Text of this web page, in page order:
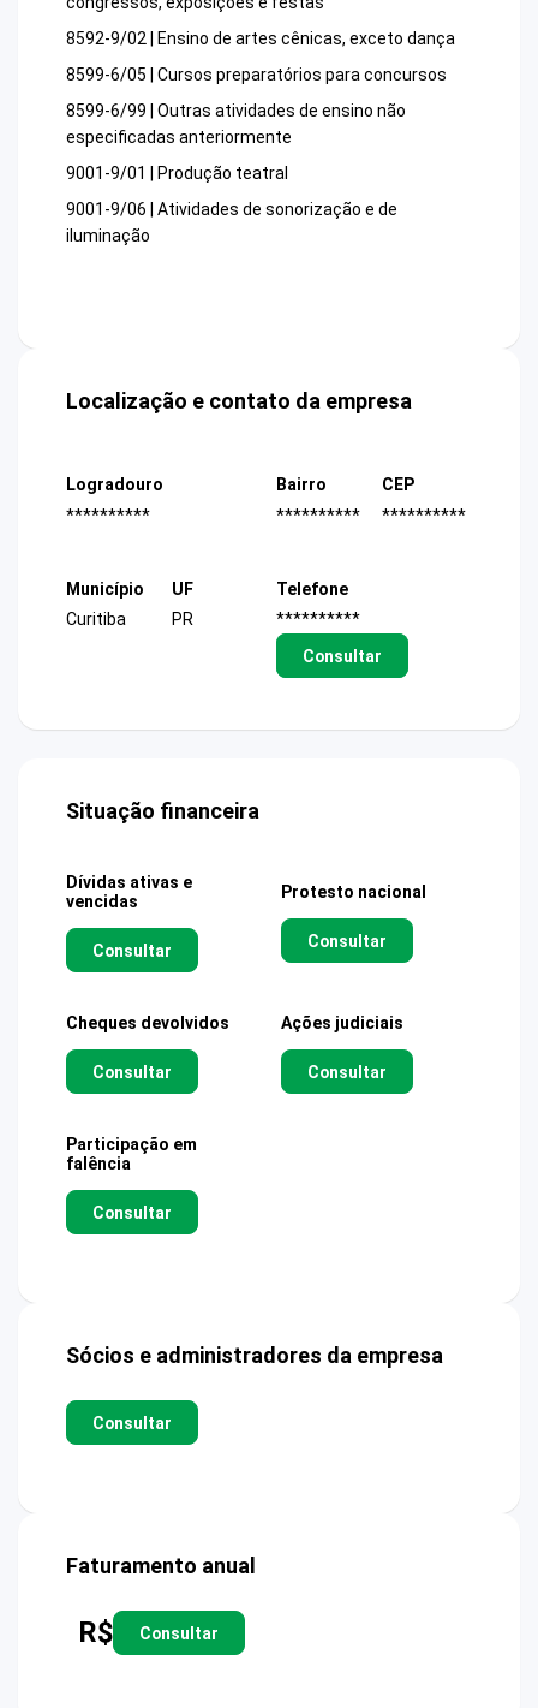
8592-9/02 | Ensino de artes cênicas, exceto dança
8599-6/05 | Cursos preparatórios para concursos
8599-6/99 | Outras atividades de ensino não
especificadas anteriormente
9001-9/01 | Produção teatral
9001-9/06 | Atividades de sonorização e de
iluminação
Localização e contato da empresa
Logradouro
**********
Bairro
**********
CEP
**********
Município
Curitiba
UF
PR
Telefone
**********
Consultar
Situação financeira
Dívidas ativas e
vencidas
Consultar
Protesto nacional
Consultar
Cheques devolvidos
Consultar
Ações judiciais
Consultar
Participação em
falência
Consultar
Sócios e administradores da empresa
Consultar
Faturamento anual
R$ Consultar